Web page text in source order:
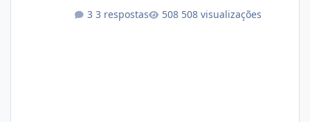
3 respostas 508 visualizações